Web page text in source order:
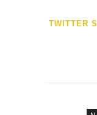
TWITTER